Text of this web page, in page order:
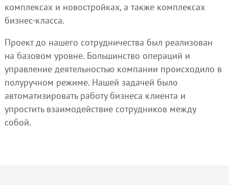
комплексах и новостройках, а также комплексах
бизнес-класса.
Проект до нашего сотрудничества был реализован
на базовом уровне. Большинство операций и
управление деятельностью компании происходило в
полуручном режиме. Нашей задачей было
автоматизировать работу бизнеса клиента и
упростить взаимодействие сотрудников между
собой.